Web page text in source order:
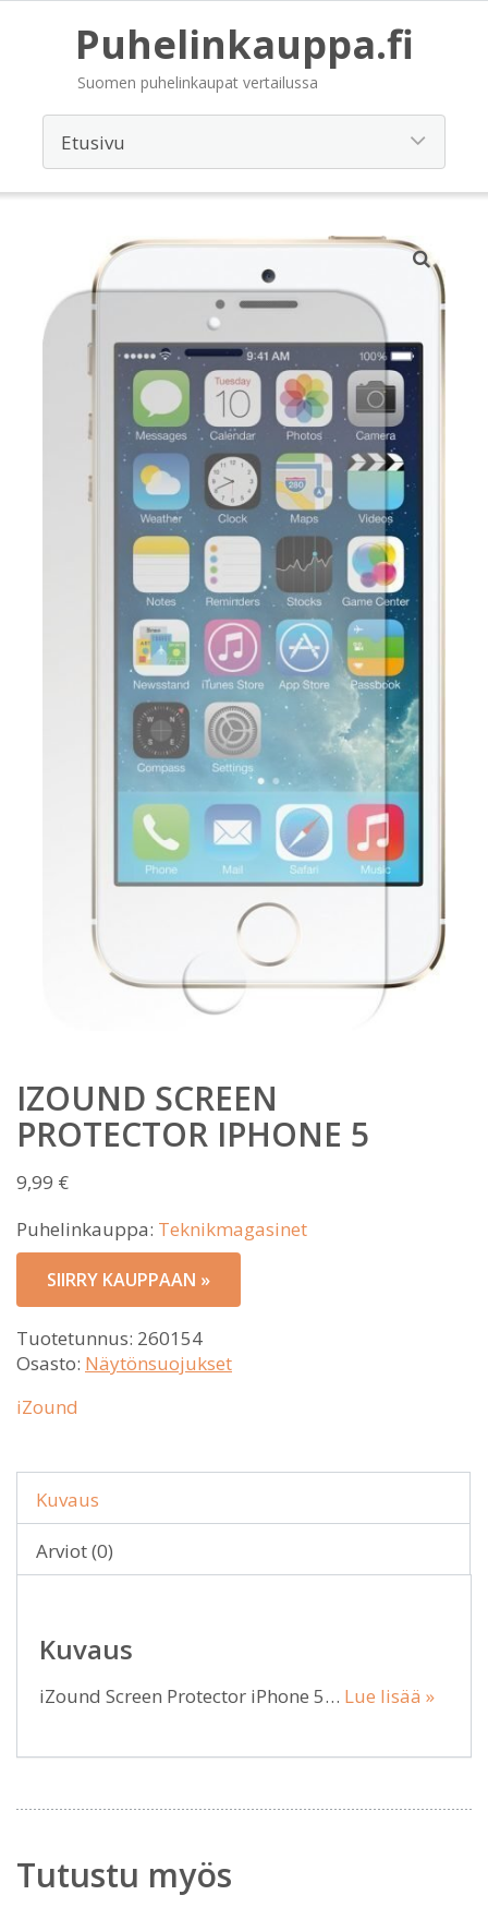
Puhelinkauppa.fi
Suomen puhelinkaupat vertailussa
IZOUND SCREEN
PROTECTOR IPHONE 5
9,99 €
Puhelinkauppa: Teknikmagasinet
SIIRRY KAUPPAAN »
Tuotetunnus: 260154
Osasto: Näytönsuojukset
iZound
Kuvaus
Arviot (0)
Kuvaus
iZound Screen Protector iPhone 5… Lue lisää »
Tutustu myös